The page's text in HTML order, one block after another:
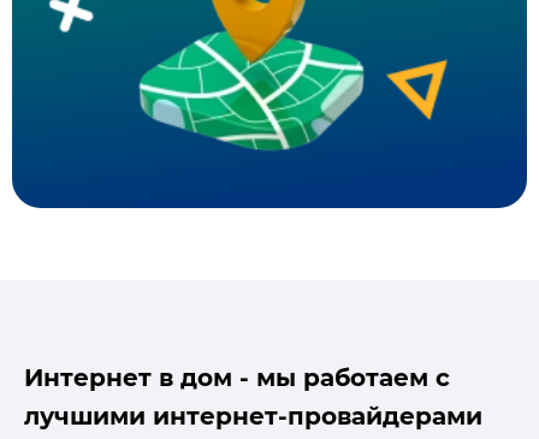
Интернет в дом - мы работаем с
лучшими интернет-провайдерами